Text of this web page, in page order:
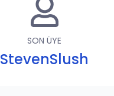
SON ÜYE
StevenSlush